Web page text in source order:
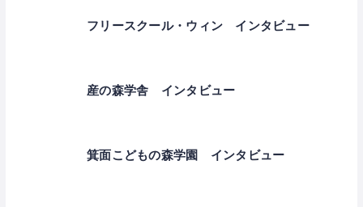
フリースクール・ウィン インタビュー
産の森学舎 インタビュー
箕面こどもの森学園 インタビュー